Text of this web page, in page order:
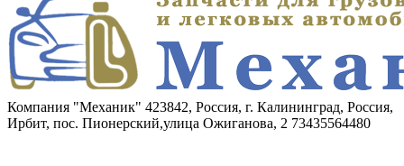
Компания "Механик" 423842, Россия, г. Калининград, Россия,
Ирбит, пос. Пионерский,улица Ожиганова, 2 73435564480